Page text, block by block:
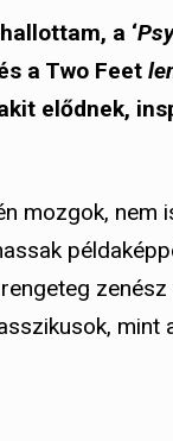
a ‘
a Two Feet
elődnek,
mozgok, nem
mint